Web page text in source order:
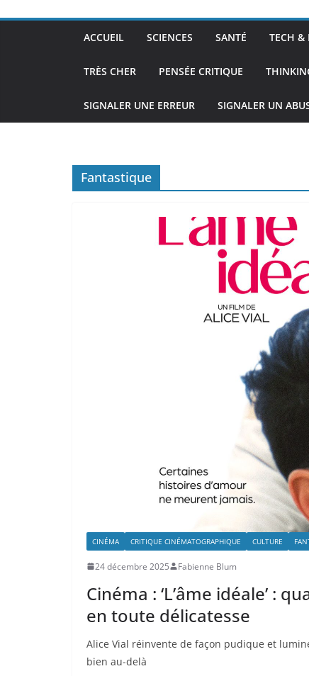
ACCUEIL SCIENCES SANTÉ TECH &
TRÈS CHER PENSÉE CRITIQUE
SIGNALER UNE ERREUR SIGNALER UN
Fantastique
CINÉMA CRITIQUE CINÉMATOGRAPHIQUE CULTURE
24 décembre 2025 Fabienne Blum
Cinéma : ‘L’âme idéale’ :
en toute délicatesse
Alice Vial réinvente de façon pudique et
bien au-delà